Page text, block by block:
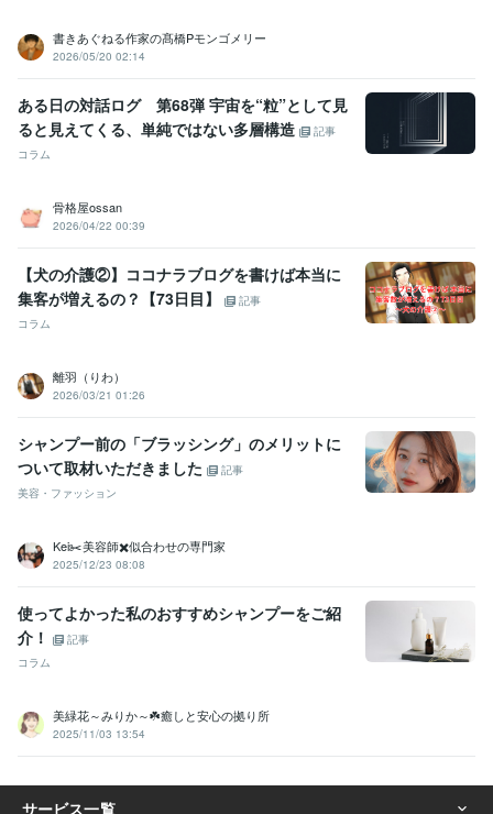
書きあぐねる作家の髙橋Pモンゴメリー
2026/05/20 02:14
ある日の対話ログ 第68弾 宇宙を“粒”として見
ると見えてくる、単純ではない多層構造
記事
コラム
骨格屋ossan
2026/04/22 00:39
【犬の介護②】ココナラブログを書けば本当に
集客が増えるの？【73日目】
記事
コラム
離羽（りわ）
2026/03/21 01:26
シャンプー前の「ブラッシング」のメリットに
ついて取材いただきました
記事
美容・ファッション
Kei✂️美容師✖️似合わせの専門家
2025/12/23 08:08
使ってよかった私のおすすめシャンプーをご紹
介！
記事
コラム
美緑花～みりか～☘️癒しと安心の拠り所
2025/11/03 13:54